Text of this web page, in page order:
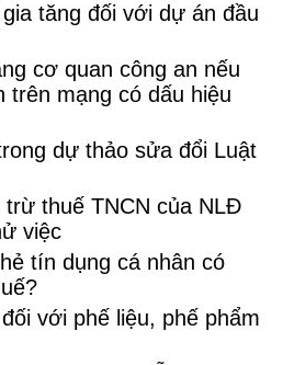
tăng đối với dự án đầu
cơ quan công an nếu
trên mạng có dấu hiệu
dự thảo sửa đổi Luật
thuế TNCN của NLĐ
việc
tín dụng cá nhân có
với phế liệu, phế phẩm